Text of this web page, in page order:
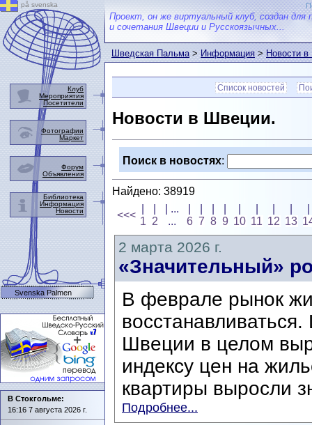
Проект, он же виртуальный клуб, создан для
и сочетания Швеции и Русскоязычных...
Шведская Пальма>Информация>Новости
Список новостей
Новости в Швеции.
Поиск в новостях:
Найдено: 38919
<<<
1 2
| ...
...
6 7 8 9 10 11 12 13
2 марта 2026 г.
«Значительный»
В феврале рынок
Швеции в целом
индексу цен на
квартиры выросли
Подробнее...
på svenska
Клуб
Мероприятия
Посетители
Фотографии
Маркет
Форум
Объявления
Библиотека
Информация
Новости
Svenska Palmen
В Стокгольме:
16:16 7 августа 2026 г.